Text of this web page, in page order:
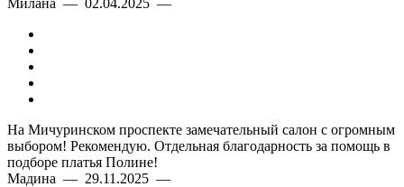
Милана — 02.04.2025 —
На Мичуринском проспекте замечательный салон с огромным
выбором! Рекомендую. Отдельная благодарность за помощь в
подборе платья Полине!
Мадина — 29.11.2025 —